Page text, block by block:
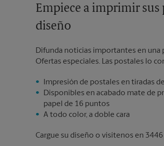
Empiece a imprimir sus
diseño
Difunda noticias importantes en una
Ofertas especiales. Las postales lo
Impresión de postales en tiradas
Disponibles en acabado mate de
papel de 16 puntos
A todo color, a doble cara
Cargue su diseño o visítenos en